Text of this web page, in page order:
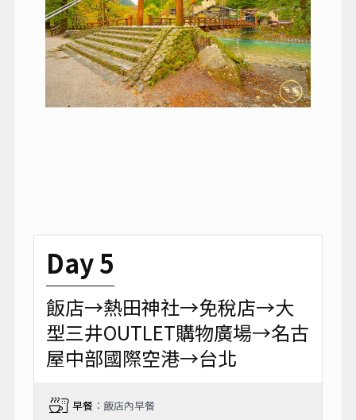
Day 5
飯店→熱田神社→免稅店→大
型三井OUTLET購物廣場→名古
屋中部國際空港→台北
早餐：飯店內早餐